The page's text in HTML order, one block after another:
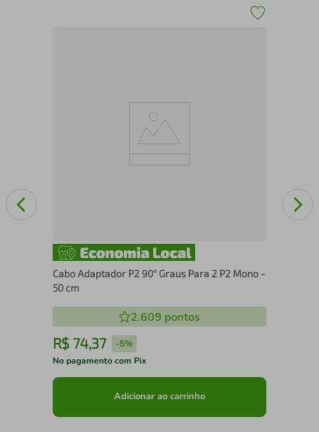
Cabo Adaptador P2 90° Graus Para 2 P2 Mono -
50 cm
2.609 pontos
R$ 74,37 -5%
No pagamento com Pix
Adicionar ao carrinho